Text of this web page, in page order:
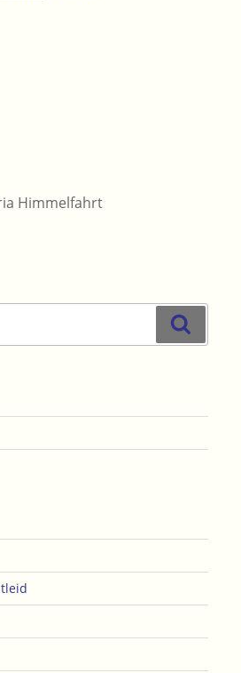
Himmelfahrt